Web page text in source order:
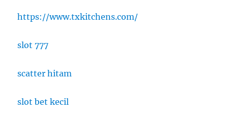
https://www.txkitchens.com/
slot 777
scatter hitam
slot bet kecil